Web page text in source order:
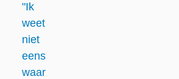
"Ik
weet
niet
eens
waar